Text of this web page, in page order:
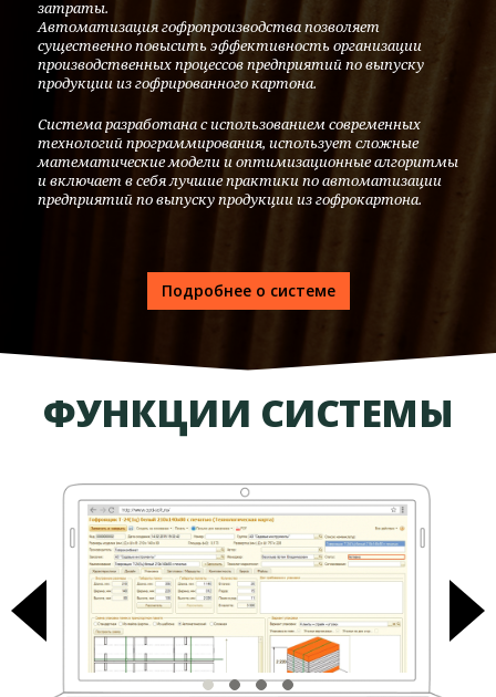
затраты.
Автоматизация гофропроизводства позволяет
существенно повысить эффективность организации
производственных процессов предприятий по выпуску
продукции из гофрированного картона.
Система разработана с использованием современных
технологий программирования, использует сложные
математические модели и оптимизационные алгоритмы
и включает в себя лучшие практики по автоматизации
предприятий по выпуску продукции из гофрокартона.
Подробнее о системе
ФУНКЦИИ СИСТЕМЫ